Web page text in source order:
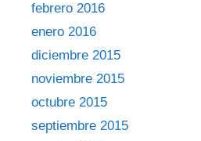
febrero 2016
enero 2016
diciembre 2015
noviembre 2015
octubre 2015
septiembre 2015